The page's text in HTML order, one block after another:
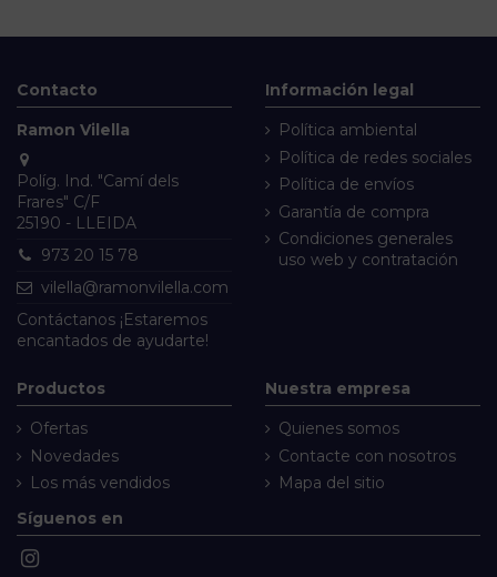
Contacto
Ramon Vilella
Políg. Ind. "Camí dels
Frares" C/F
25190 - LLEIDA
973 20 15 78
vilella@ramonvilella.com
Contáctanos ¡Estaremos
encantados de ayudarte!
Información legal
Política ambiental
Política de redes sociales
Política de envíos
Garantía de compra
Condiciones generales
uso web y contratación
Productos
Ofertas
Novedades
Los más vendidos
Nuestra empresa
Quienes somos
Contacte con nosotros
Mapa del sitio
Síguenos en